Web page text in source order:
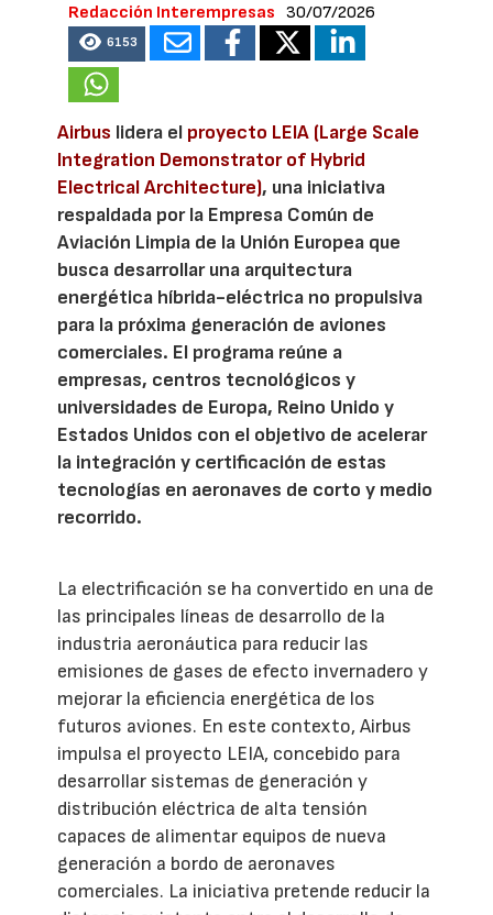
Redacción Interempresas 30/07/2026
6153
Airbus lidera el proyecto LEIA (Large Scale
Integration Demonstrator of Hybrid
Electrical Architecture), una iniciativa
respaldada por la Empresa Común de
Aviación Limpia de la Unión Europea que
busca desarrollar una arquitectura
energética híbrida-eléctrica no propulsiva
para la próxima generación de aviones
comerciales. El programa reúne a
empresas, centros tecnológicos y
universidades de Europa, Reino Unido y
Estados Unidos con el objetivo de acelerar
la integración y certificación de estas
tecnologías en aeronaves de corto y medio
recorrido.
La electrificación se ha convertido en una de
las principales líneas de desarrollo de la
industria aeronáutica para reducir las
emisiones de gases de efecto invernadero y
mejorar la eficiencia energética de los
futuros aviones. En este contexto, Airbus
impulsa el proyecto LEIA, concebido para
desarrollar sistemas de generación y
distribución eléctrica de alta tensión
capaces de alimentar equipos de nueva
generación a bordo de aeronaves
comerciales. La iniciativa pretende reducir la